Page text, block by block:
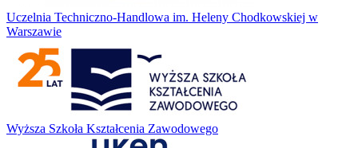
Uczelnia Techniczno-Handlowa im. Heleny Chodkowskiej w
Warszawie
Wyższa Szkoła Kształcenia Zawodowego